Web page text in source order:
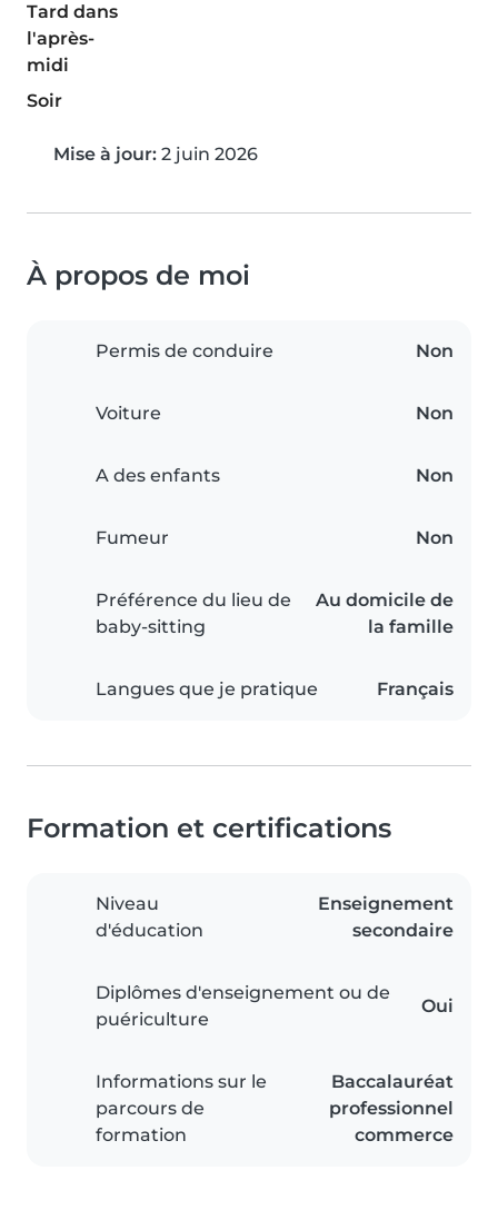
Tard dans
l'après-
midi
Soir
Mise à jour: 2 juin 2026
À propos de moi
Permis de conduire Non
Voiture Non
A des enfants Non
Fumeur Non
Préférence du lieu de
baby-sitting
Au domicile de
la famille
Langues que je pratique Français
Formation et certifications
Niveau
d'éducation
Enseignement
secondaire
Diplômes d'enseignement ou de
puériculture
Oui
Informations sur le
parcours de
formation
Baccalauréat
professionnel
commerce